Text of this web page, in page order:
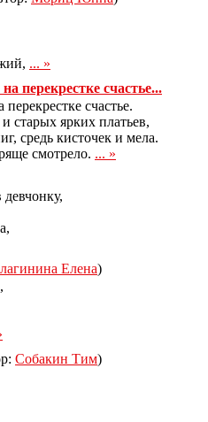
... »
перекрестке счастье...
счастье.
старых ярких платьев,
средь кисточек и мела.
смотрело. ... »
Елена)
Собакин Тим)